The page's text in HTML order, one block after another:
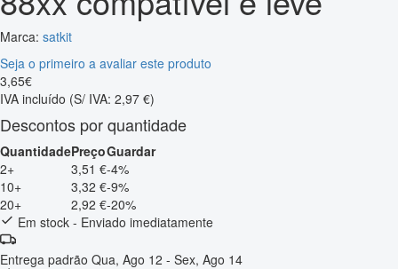
Marca: satkit
Seja o primeiro a avaliar este produto
3,65€
IVA incluído (S/ IVA: 2,97 €)
Descontos por quantidade
QuantidadePreçoGuardar
2+
3,51 €-4%
10+
3,32 €-9%
20+
2,92 €-20%
Em stock - Enviado imediatamente
Entrega padrão Qua, Ago 12 - Sex, Ago 14